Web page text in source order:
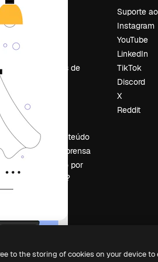
Tendências de
Eventos
Slidesgo
Vender conteúdo
Sala de imprensa
Procurando por
magnific.ai?
Suporte
Instagram
YouTube
LinkedIn
TikTok
Discord
X
Reddit
to the storing of cookies on your device